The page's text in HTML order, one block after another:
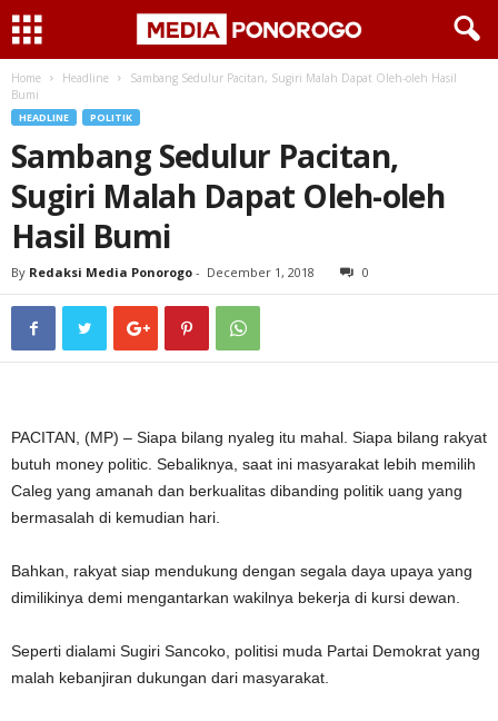
Home Headline
Sambang Sedulur Pacitan, Sugiri Malah Dapat Oleh-oleh Hasil
Bumi
HEADLINE POLITIK
Sambang Sedulur Pacitan,
Sugiri Malah Dapat Oleh-oleh
Hasil Bumi
By Redaksi Media Ponorogo - December 1, 2018 0
PACITAN, (MP) – Siapa bilang nyaleg itu mahal. Siapa bilang rakyat
butuh money politic. Sebaliknya, saat ini masyarakat lebih memilih
Caleg yang amanah dan berkualitas dibanding politik uang yang
bermasalah di kemudian hari.
Bahkan, rakyat siap mendukung dengan segala daya upaya yang
dimilikinya demi mengantarkan wakilnya bekerja di kursi dewan.
Seperti dialami Sugiri Sancoko, politisi muda Partai Demokrat yang
malah kebanjiran dukungan dari masyarakat.